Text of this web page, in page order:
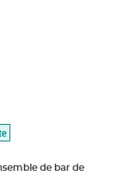
de bar de